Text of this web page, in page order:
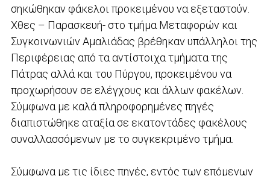
σηκώθηκαν φάκελοι προκειμένου να εξεταστούν.
Χθες – Παρασκευή- στο τμήμα Μεταφορών και
Συγκοινωνιών Αμαλιάδας βρέθηκαν υπάλληλοι της
Περιφέρειας από τα αντίστοιχα τμήματα της
Πάτρας αλλά και του Πύργου, προκειμένου να
προχωρήσουν σε ελέγχους και άλλων φακέλων.
Σύμφωνα με καλά πληροφορημένες πηγές
διαπιστώθηκε αταξία σε εκατοντάδες φακέλους
συναλλασσόμενων με το συγκεκριμένο τμήμα.
Σύμφωνα με τις ίδιες πηγές, εντός των επόμενων